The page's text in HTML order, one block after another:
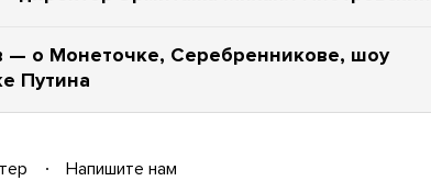
— о Монеточке, Серебренникове, шоу
Путина
Напишите нам